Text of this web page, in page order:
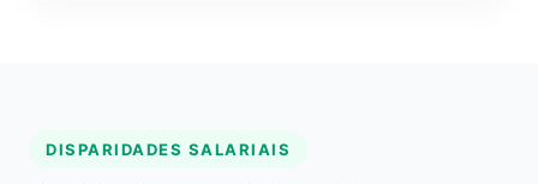
DISPARIDADES SALARIAIS